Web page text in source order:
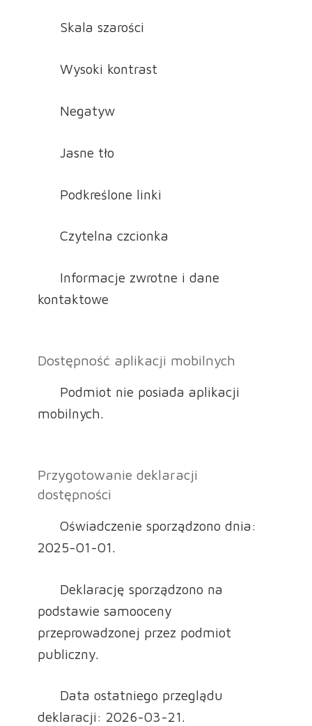
Skala szarości
Wysoki kontrast
Negatyw
Jasne tło
Podkreślone linki
Czytelna czcionka
Informacje zwrotne i dane
kontaktowe
Dostępność aplikacji mobilnych
Podmiot nie posiada aplikacji
mobilnych.
Przygotowanie deklaracji
dostępności
Oświadczenie sporządzono dnia:
2025-01-01.
Deklarację sporządzono na
podstawie samooceny
przeprowadzonej przez podmiot
publiczny.
Data ostatniego przeglądu
deklaracji: 2026-03-21.